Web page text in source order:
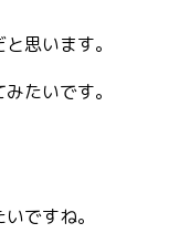
思います。
たいです。
ですね。